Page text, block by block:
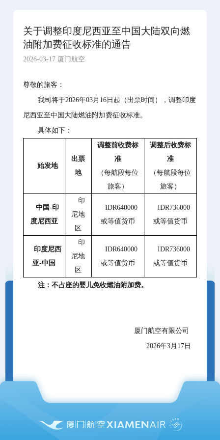
关于调整印度尼西亚至中国大陆双向燃
油附加费征收标准的通告
2026-03-17 厦门航空
尊敬的旅客：
我司将于2026年03月16日起（出票时间），调整印度
尼西亚至中国大陆燃油附加费征收标准。
具体如下：
始发地
出票
地
调整前收费标
准
（每航段每位
旅客）
调整后收费标
准
（每航段每位
旅客）
中国-印
度尼西亚
印
尼地
区
IDR640000
或等值货币
IDR736000
或等值货币
印度尼西
亚-中国
印
尼地
区
IDR640000
或等值货币
IDR736000
或等值货币
注：不占座的婴儿免收燃油附加费。
厦门航空有限公司
2026年3月17日